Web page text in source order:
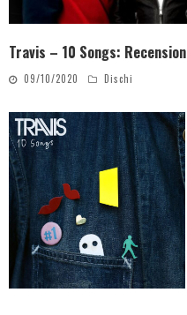
Travis – 10 Songs:
09/10/2020 Dischi